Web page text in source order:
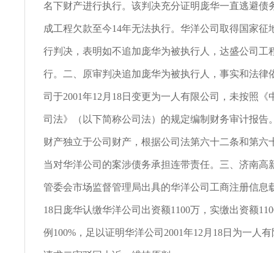
名下财产进行执行。该判决充分证明庞华一直逃避债
成工程欠款至今14年无法执行。华洋公司取得国家征
行判决，表明如不追加庞华为被执行人，达盛公司工
行。二、原审判决追加庞华为被执行人，事实和法律
司于2001年12月18日变更为一人有限公司，未按照《
司法》（以下简称公司法）的规定编制财务审计报告
财产独立于公司财产，根据公司法第六十二条和第六
当对华洋公司的案涉债务承担连带责任。三、济南高
管委会市场监督管理局出具的华洋公司工商注册信息
18日庞华认缴华洋公司出资额1100万，实缴出资额
例100%，足以证明华洋公司2001年12月18日为一人